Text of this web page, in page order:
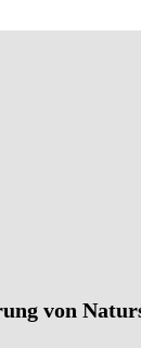
von